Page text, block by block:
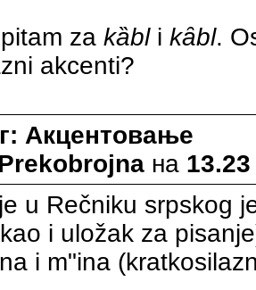
zakȁblikȃbl.
akcenti?
Акцентовање
на
u Rečniku srpskog
i uložak za
i m"ina